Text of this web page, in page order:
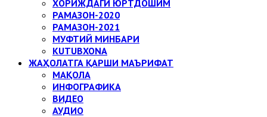
ХОРИЖДАГИ ЮРТДОШИМ
РАМАЗОН-2020
РАМАЗОН-2021
МУФТИЙ МИНБАРИ
KUTUBXONA
ЖАҲОЛАТГА ҚАРШИ МАЪРИФАТ
МАҚОЛА
ИНФОГРАФИКА
ВИДЕО
АУДИО